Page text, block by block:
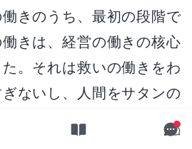
きのうち、最初の段階で
きは、経営の働きの核心
。それは救いの働きをわ
ないし、人間をサタンの
働きの始まりではなかっ